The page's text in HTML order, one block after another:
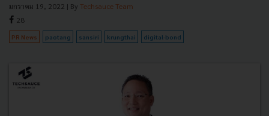
มกราคม 19, 2022 | By Techsauce Team
28
PR News paotang sansiri krungthai digital-bond